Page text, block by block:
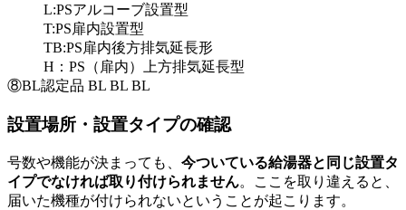
L:PSアルコーブ設置型
T:PS扉内設置型
TB:PS扉内後方排気延長形
H：PS（扉内）上方排気延長型
⑧BL認定品 BL BL BL
設置場所・設置タイプの確認
号数や機能が決まっても、 今ついている給湯器と同じ設置タ
イプでなければ取り付けられません。ここを取り違えると、
届いた機種が付けられないということが起こります。